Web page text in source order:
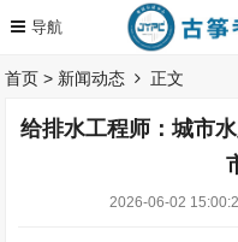
首页 > 新闻动态 正文
给排水工程师：城市
2026-06-02